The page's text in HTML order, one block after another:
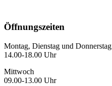
Öffnungszeiten
Montag, Dienstag und Donnerstag
14.00-18.00 Uhr
Mittwoch
09.00-13.00 Uhr